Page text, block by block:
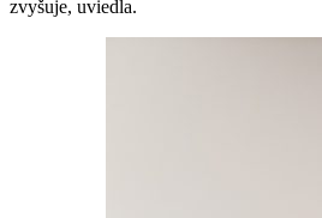
zvyšuje, uviedla.